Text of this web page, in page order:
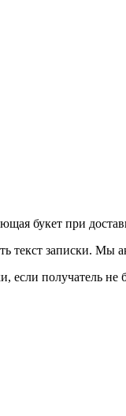
букет при
текст записки. Мы
получатель не